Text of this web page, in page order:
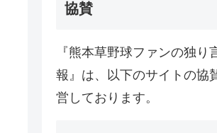
協賛
『熊本草野球ファンの独り
報』は、以下のサイトの協
営しております。